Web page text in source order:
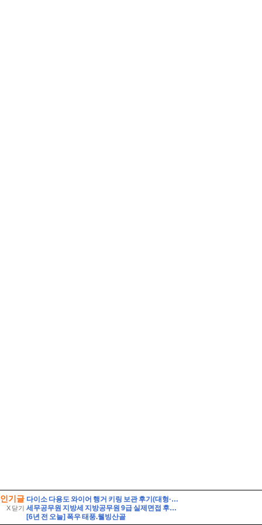
인기글
X 닫기
다이소 다용도 와이어 행거 키링 보관 후기(대형·소형 비교)
세무공무원 지방세 지방공무원 9급 실제면접 후기] 지방세 9급 지방공무원 면접 (지방공무원 9급 지방세 실제 수험자 8인의 생생한 면접 후기)
[6년 전 오늘] 폭우 태풍.웰빙산골